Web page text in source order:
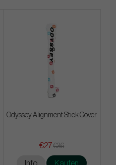
Odyssey Alignment Stick Cover
€27€36